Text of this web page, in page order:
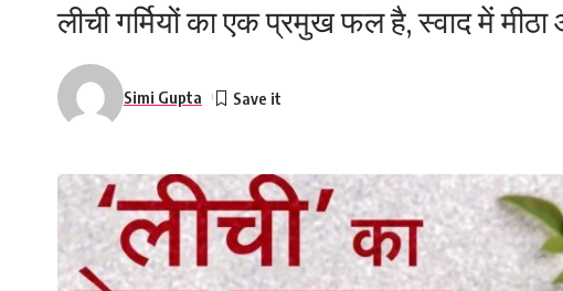
लीची गर्मियों का एक प्रमुख फल है, स्वाद में
Simi Gupta